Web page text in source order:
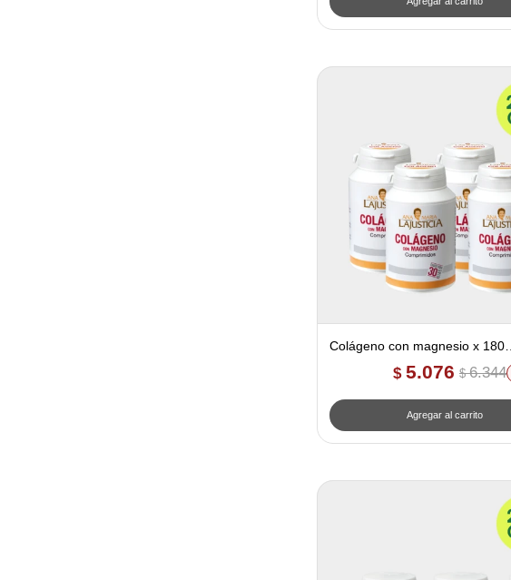
Colágeno con magnesio x 180
comprimidos - 4un. 20% off
$ 5.076 $ 6.344